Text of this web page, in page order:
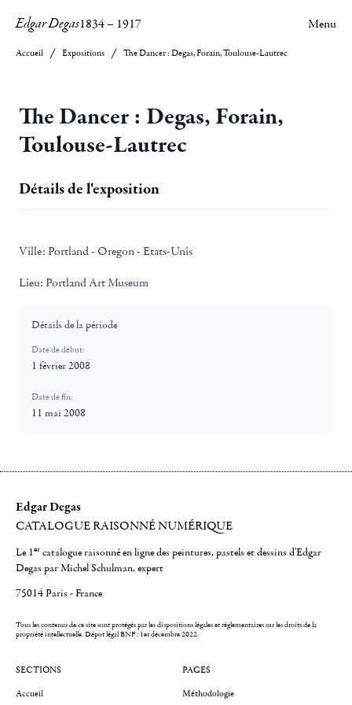
Edgar Degas1834– 1917 Menu
Accueil Expositions The Dancer : Degas, Forain, Toulouse-Lautrec
The Dancer : Degas, Forain,
Toulouse-Lautrec
Détails de l'exposition
Ville: Portland - Oregon - Etats-Unis
Lieu: Portland Art Museum
Détails de la période
Date de début:
1 février 2008
Date de fin:
11 mai 2008
Edgar Degas
CATALOGUE RAISONNÉ NUMÉRIQUE
Le 1er catalogue raisonné en ligne des peintures, pastels et dessins d'Edgar
Degas par Michel Schulman, expert
75014 Paris - France
Tous les contenus de ce site sont protégés par les dispositions légales et réglementaires sur les droits de la
propriété intellectuelle.Dépot légal BNF : 1er décembre 2022
SECTIONS
Accueil
PAGES
Méthodologie